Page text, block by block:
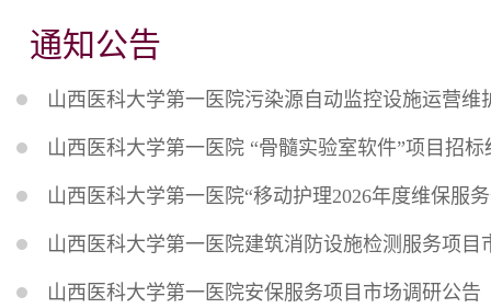
通知公告
山西医科大学第一医院污染源自动监控设施运营维
山西医科大学第一医院 “骨髓实验室软件”项目招标
山西医科大学第一医院“移动护理2026年度维保服
山西医科大学第一医院建筑消防设施检测服务项目
山西医科大学第一医院安保服务项目市场调研公告